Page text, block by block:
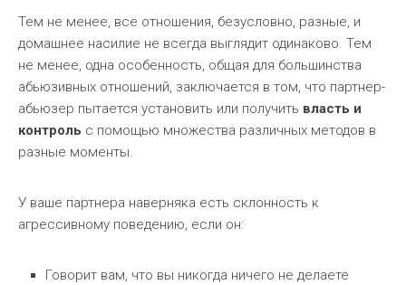
Тем не менее, все отношения, безусловно, разные, и
домашнее насилие не всегда выглядит одинаково. Тем
не менее, одна особенность, общая для большинства
абьюзивных отношений, заключается в том, что партнер-
абьюзер пытается установить или получить власть и
контроль с помощью множества различных методов в
разные моменты.
У ваше партнера наверняка есть склонность к
агрессивному поведению, если он:
Говорит вам, что вы никогда ничего не делаете